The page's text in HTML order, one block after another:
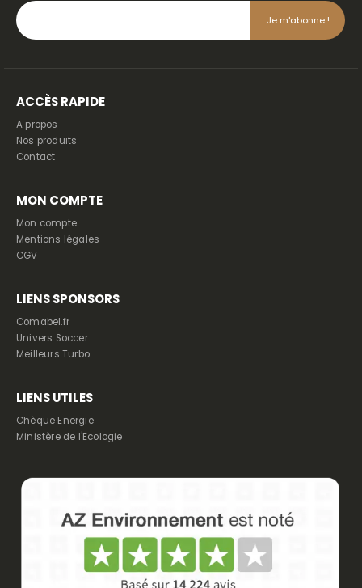
ACCÈS RAPIDE
A propos
Nos produits
Contact
MON COMPTE
Mon compte
Mentions légales
CGV
LIENS SPONSORS
Comabel.fr
Univers Soccer
Meilleurs Turbo
LIENS UTILES
Chèque Energie
Ministère de l'Ecologie